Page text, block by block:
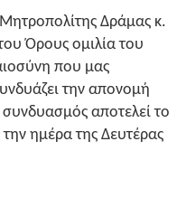
Δράμας κ.
Όρους ομιλία του
που μας
την απονομή
αποτελεί το
την ημέρα της Δευτέρας